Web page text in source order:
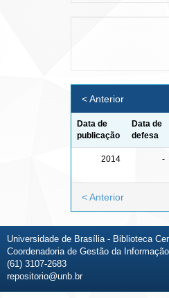
< Anterior
Data de
publicação
Data de
defesa
2014 -
< Anterior
Universidade de Brasília - Biblioteca
Coordenadoria de Gestão da
(61) 3107-2683
repositorio@unb.br